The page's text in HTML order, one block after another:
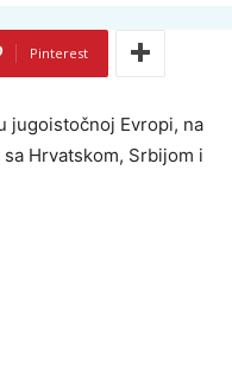
Pinterest
jugoistočnoj Evropi, na
Hrvatskom, Srbijom i